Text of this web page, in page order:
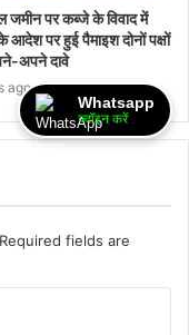
जमीन पर कब्जे के विवाद में
आदेश पर हुई पैमाइश दोनों पक्षों
अपने दावे
ago
Required fields are
Whatsapp
ज्वॉइन करें